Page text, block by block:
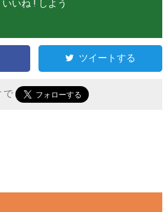
いいね ! しよう
ツイートする
で